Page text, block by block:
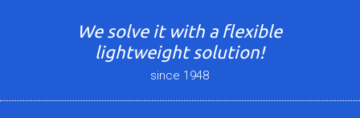
We solve it with a flexible
lightweight solution!
since 1948